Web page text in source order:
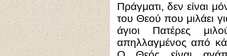
Πράγματι, δεν είναι
του Θεού που μιλάει
άγιοι Πατέρες
απηλλαγμένος από